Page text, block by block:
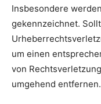
Insbesondere
gekennzeichnet.
um einen
von
umgehend entfernen.